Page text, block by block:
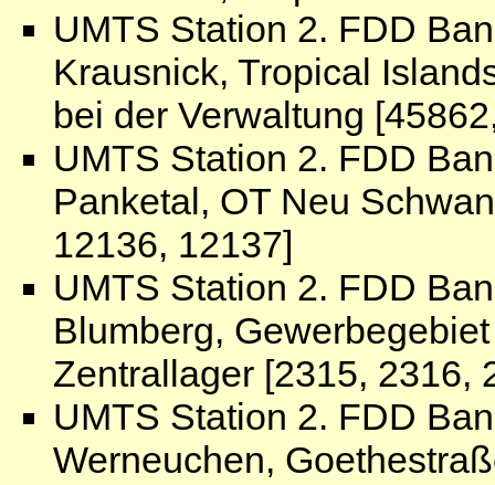
UMTS Station 2. FDD
Krausnick, Tropical
bei der Verwaltung
UMTS Station 2. FDD
Panketal, OT Neu
12136, 12137]
UMTS Station 2. FDD
Blumberg,
Zentrallager [2315, 2316,
UMTS Station 2. FDD
Werneuchen,